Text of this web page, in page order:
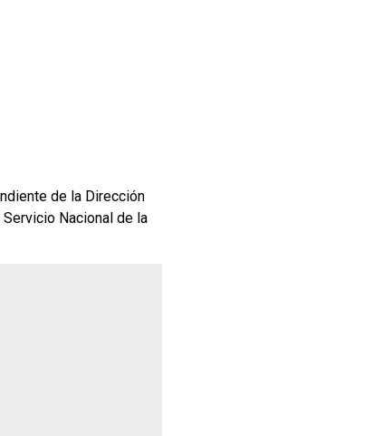
de la Dirección
Nacional de la